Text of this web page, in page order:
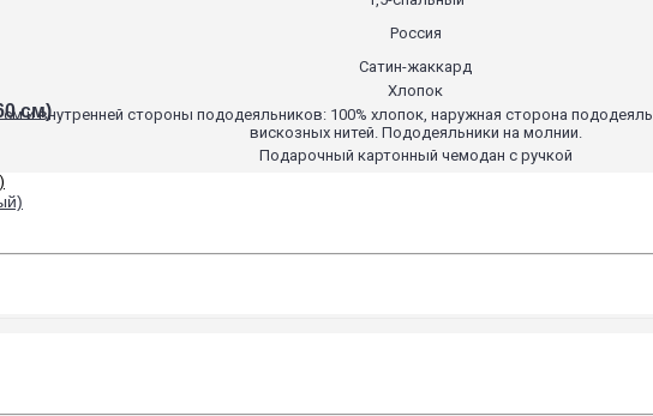
см)
Россия
Сатин-жаккард
Хлопок
и внутренней стороны пододеяльников: 100% хлопок, наружная сторона
вискозных нитей. Пододеяльники на молнии.
Подарочный картонный чемодан с ручкой